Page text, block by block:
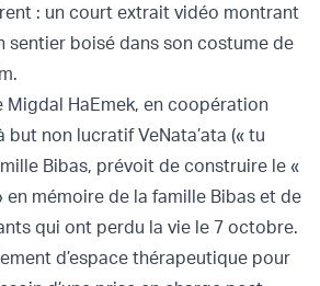
: un court extrait vidéo montrant
sentier boisé dans son costume de
Migdal HaEmek, en coopération
but non lucratif VeNata’ata (« tu
Bibas, prévoit de construire le «
en mémoire de la famille Bibas et de
qui ont perdu la vie le 7 octobre.
d’espace thérapeutique pour